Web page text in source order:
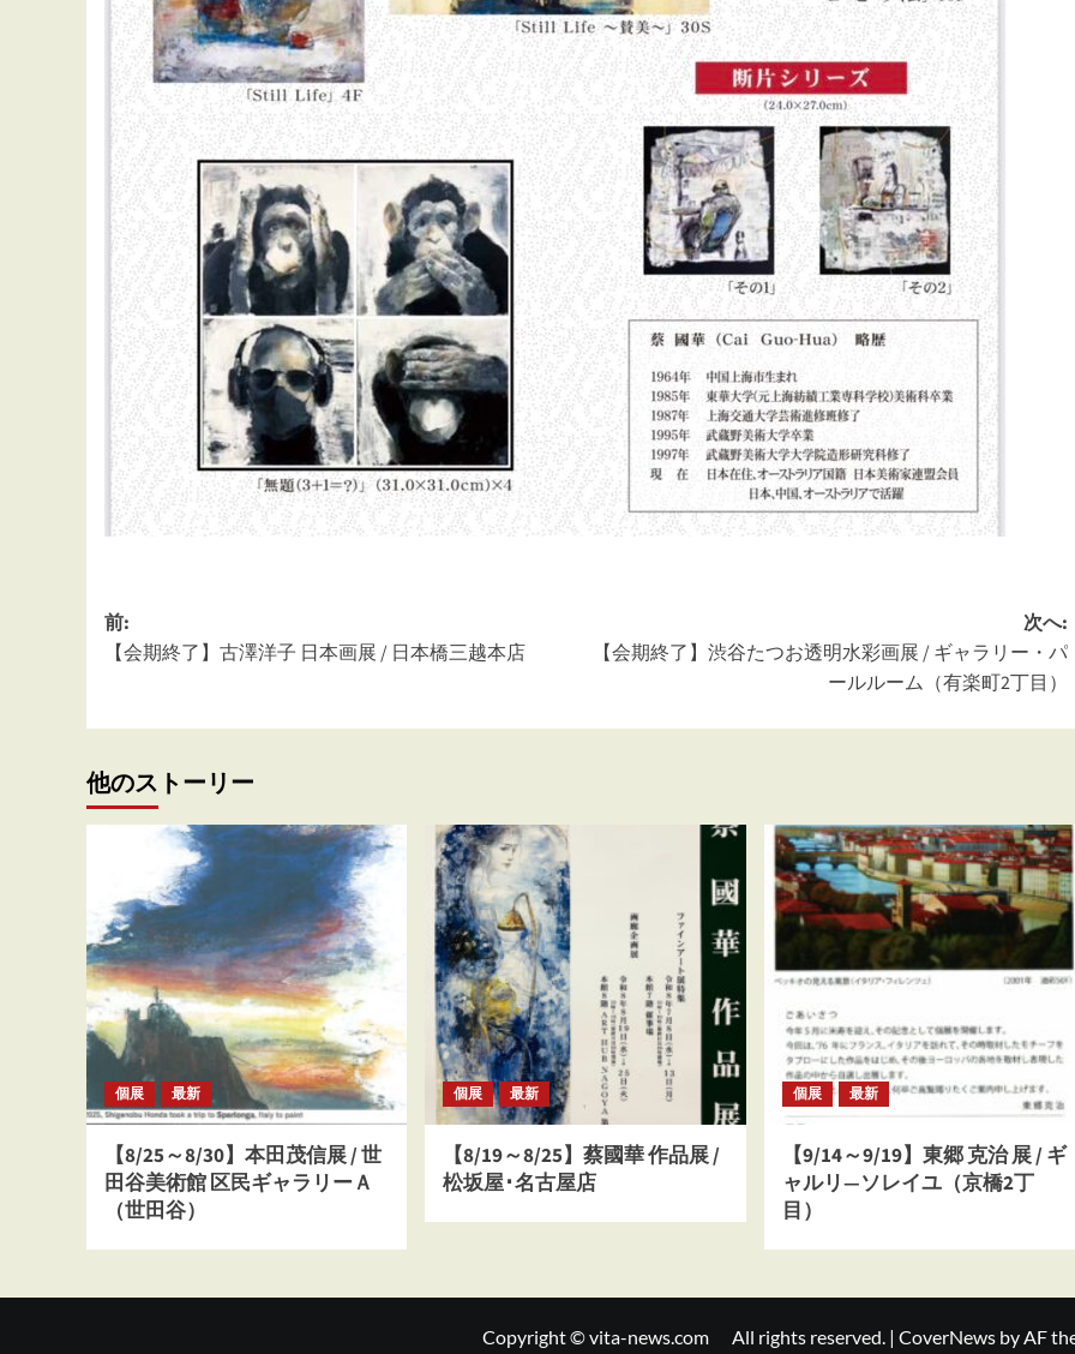
投
稿
ビ
ゲ
ー
ョ
ン
前:
【会期終了】古澤洋子 日本画展 / 日本橋三越本店
次へ:
【会期終了】渋谷たつお透明水彩画展 / ギャラリー・パ
ールルーム（有楽町2丁目）
他のストーリー
個展 最新
【8/25～8/30】本田茂信展 / 世
田谷美術館 区民ギャラリーＡ
（世田谷）
個展 最新
【8/19～8/25】蔡國華 作品展 /
松坂屋･名古屋店
個展 最新
【9/14～9/19】東郷 克治 展 / ギ
ャルリ―ソレイユ（京橋2丁
目）
Copyright © vita-news.com All rights reserved. | CoverNewsby AF